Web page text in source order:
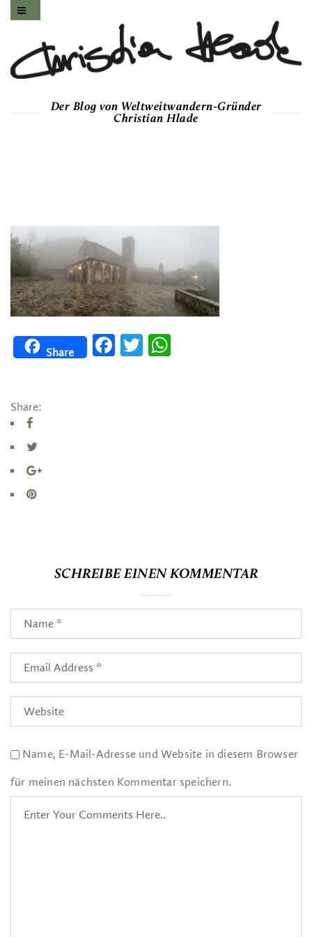
Der Blog von Weltweitwandern-Gründer
Christian Hlade
Share
FacebookTwitter
Share:
SCHREIBE EINEN KOMMENTAR
Name, E-Mail-Adresse und Website in diesem Browser
für meinen nächsten Kommentar speichern.